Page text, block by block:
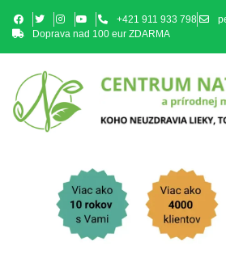
+421 911 933 798
Doprava nad 100 eur ZDARMA